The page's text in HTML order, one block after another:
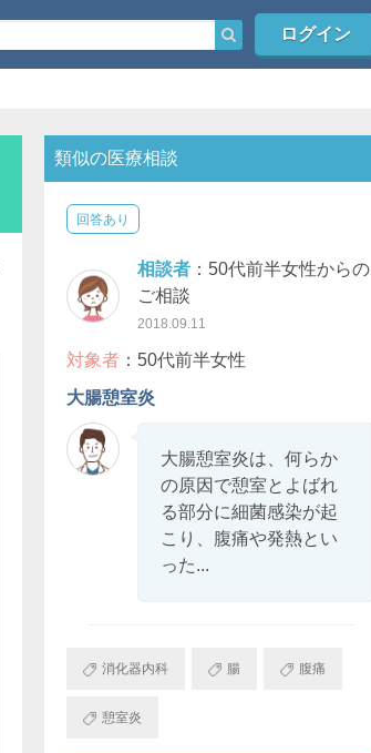
ログイン
類似の医療相談
回答あり
相談者：50代前半女性からの
ご相談
2018.09.11
対象者：50代前半女性
大腸憩室炎
大腸憩室炎は、何らか
の原因で憩室とよばれ
る部分に細菌感染が起
こり、腹痛や発熱とい
った...
消化器内科 腸 腹痛
憩室炎